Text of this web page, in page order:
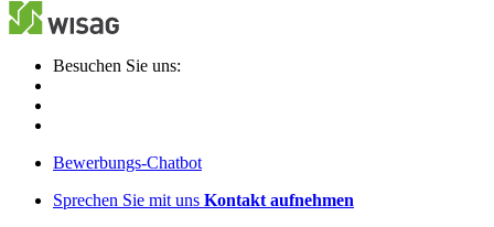
Besuchen Sie uns:
Bewerbungs-Chatbot
Sprechen Sie mit uns Kontakt aufnehmen